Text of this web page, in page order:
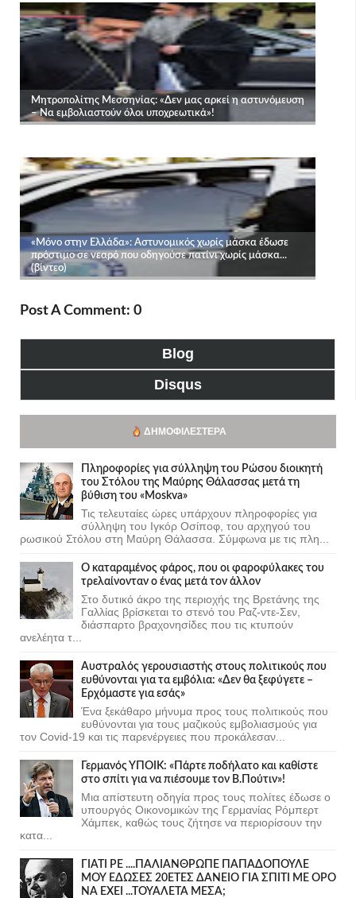
Post A Comment: 0
Blog
Disqus
ΔΗΜΟΦΙΛΈΣΤΕΡΑ
Πληροφορίες για σύλληψη του Ρώσου διοικητή
του Στόλου της Mαύρης Θάλασσας μετά τη
βύθιση του «Moskva»
Τις τελευταίες ώρες υπάρχουν πληροφορίες για
σύλληψη του Ιγκόρ Οσίποφ, του αρχηγού του
ρωσικού Στόλου στη Μαύρη Θάλασσα. Σύμφωνα με τις πλη...
Ο καταραμένος φάρος, που οι φαροφύλακες του
τρελαίνονταν ο ένας μετά τον άλλον
Στο δυτικό άκρο της περιοχής της Βρετάνης της
Γαλλίας βρίσκεται το στενό του Ραζ-ντε-Σεν,
διάσπαρτο βραχονησίδες που τις κτυπούν
ανελέητα τ...
Αυστραλός γερουσιαστής στους πολιτικούς που
ευθύνονται για τα εμβόλια: «Δεν θα ξεφύγετε –
Ερχόμαστε για εσάς»
Ένα ξεκάθαρο μήνυμα προς τους πολιτικούς που
ευθύνονται για τους μαζικούς εμβολιασμούς για
τον Covid-19 και τις παρενέργειες που προκάλεσαν...
Γερμανός ΥΠΟΙΚ: «Πάρτε ποδήλατο και καθίστε
στο σπίτι για να πιέσουμε τον Β.Πούτιν»!
Μια απίστευτη οδηγία προς τους πολίτες έδωσε ο
υπουργός Οικονομικών της Γερμανίας Ρόμπερτ
Χάμπεκ, καθώς τους ζήτησε να περιορίσουν την
κατα...
ΓΙΑΤΙ ΡΕ ....ΠΑΛΙΑΝΘΡΩΠΕ ΠΑΠΑΔΟΠΟΥΛΕ
ΜΟΥ ΕΔΩΣΕΣ 20ΕΤΕΣ ΔΑΝΕΙΟ ΓΙΑ ΣΠΙΤΙ ΜΕ ΟΡΟ
ΝΑ ΕΧΕΙ ...ΤΟΥΑΛΕΤΑ ΜΕΣΑ;